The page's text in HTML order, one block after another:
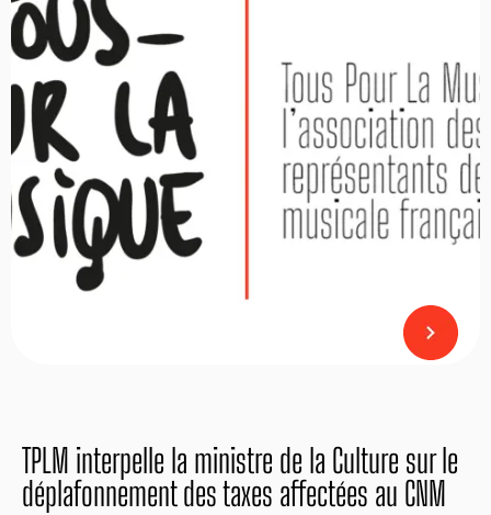
TPLM interpelle la ministre de la Culture sur le
déplafonnement des taxes affectées au CNM